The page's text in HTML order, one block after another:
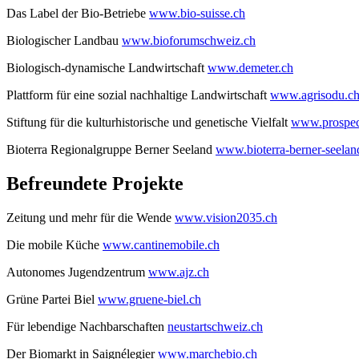
Das Label der Bio-Betriebe www.bio-suisse.ch
Biologischer Landbau www.bioforumschweiz.ch
Biologisch-dynamische Landwirtschaft www.demeter.ch
Plattform für eine sozial nachhaltige Landwirtschaft www.agrisodu.ch
Stiftung für die kulturhistorische und genetische Vielfalt
Bioterra Regionalgruppe Berner Seeland www.bioterra-berner-
Befreundete Projekte
Zeitung und mehr für die Wende www.vision2035.ch
Die mobile Küche www.cantinemobile.ch
Autonomes Jugendzentrum www.ajz.ch
Grüne Partei Biel www.gruene-biel.ch
Für lebendige Nachbarschaften neustartschweiz.ch
Der Biomarkt in Saignélegierwww.marchebio.ch